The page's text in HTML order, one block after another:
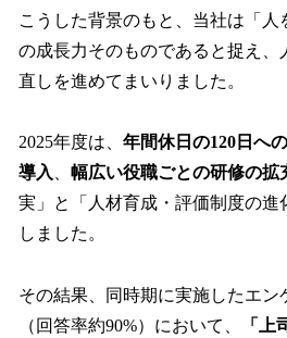
こうした背景のもと、当社は「人
の成長力そのものであると捉え、
直しを進めてまいりました。
2025年度は、 年間休日の120日へ
導入
幅広い役職ごとの研修の拡
実」と「人材育成・評価制度の進
しました。
その結果、同時期に実施したエン
（回答率約90%）において、
「